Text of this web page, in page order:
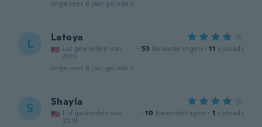
ongeveer 6 jaar geleden
L Latoya
Lid geworden van
2015
· 53 beoordelingen · 11 uploads
ongeveer 6 jaar geleden
S Shayla
Lid geworden van
2018
· 10 beoordelingen · 1 uploads